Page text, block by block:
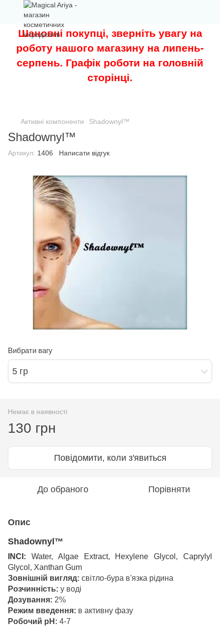
Шановні покупці, зверніть увагу на
роботу нашого магазину на липень-
серпень. Графік роботи на головній
сторінці.
Активні компоненти Shadownyl™
Shadownyl™
Артикул: 1406 Написати відгук
Вибрати вагу
5 гр
Немає в наявності
130 грн
Повідомити, коли з'явиться
До обраного Порівняти
Опис
Shadownyl ™
NCI: Water, Algae Extract, Hexylene Glycol, Caprylyl
Glycol, Xanthan Gum
Зовнішній вигляд: світло-бура в'язка рідина
Розчинність: у воді
Дозування: 2%
Режим введення: в активну фазу
Робочий рН: 4-7